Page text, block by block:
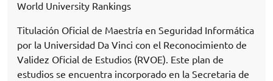
World University Rankings
Titulación Oficial de Maestría en Seguridad Informática
por la Universidad Da Vinci con el Reconocimiento de
Validez Oficial de Estudios (RVOE). Este plan de
estudios se encuentra incorporado en la Secretaria de